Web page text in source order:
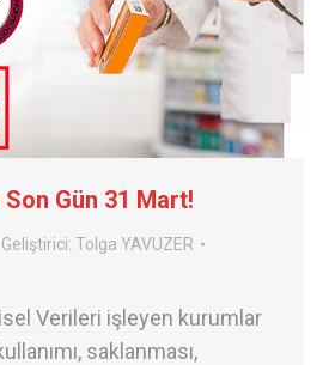
Gün 31 Mart!
Geliştirici: Tolga YAVUZER
Verileri işleyen kurumlar
saklanması,